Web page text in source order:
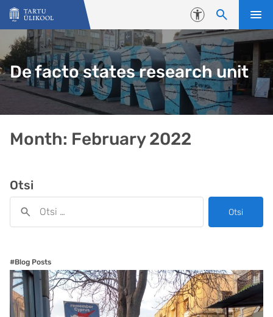
Liigu edasi põhisisu juurde
Juurdepääsetavus
De facto states research unit
Month: February 2022
Otsi
Otsi
#Blog Posts